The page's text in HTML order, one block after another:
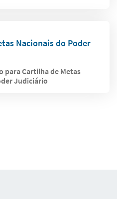
Nacionais do Poder
para Cartilha de Metas
Judiciário